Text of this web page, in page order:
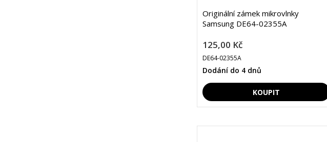
Originální zámek mikrovlnky
Samsung DE64-02355A
125,00 Kč
DE64-02355A
Dodání do 4 dnů